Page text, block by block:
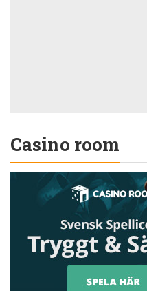
Casino room